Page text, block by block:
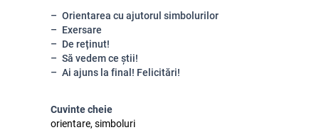
Orientarea cu ajutorul simbolurilor
Exersare
De reținut!
Să vedem ce știi!
Ai ajuns la final! Felicitări!
Cuvinte cheie
orientare, simboluri